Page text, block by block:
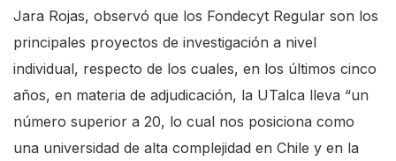
Jara Rojas, observó que los Fondecyt Regular son los
principales proyectos de investigación a nivel
individual, respecto de los cuales, en los últimos cinco
años, en materia de adjudicación, la UTalca lleva “un
número superior a 20, lo cual nos posiciona como
una universidad de alta complejidad en Chile y en la